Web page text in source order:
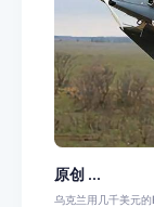
原创 ...
乌克兰用几千美元